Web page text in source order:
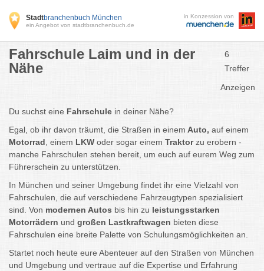
Stadtbranchenbuch München
ein Angebot von stadtbranchenbuch.de
in Konzession von
Fahrschule Laim und in der
Nähe
6
Treffer
Anzeigen
Du suchst eine Fahrschule in deiner Nähe?
Egal, ob ihr davon träumt, die Straßen in einem Auto, auf einem
Motorrad , einem LKW oder sogar einem Traktorzu erobern -
manche Fahrschulen stehen bereit, um euch auf eurem Weg zum
Führerschein zu unterstützen.
In München und seiner Umgebung findet ihr eine Vielzahl von
Fahrschulen, die auf verschiedene Fahrzeugtypen spezialisiert
sind. Von modernen Autos bis hin zu leistungsstarken
Motorrädern und großen Lastkraftwagen bieten diese
Fahrschulen eine breite Palette von Schulungsmöglichkeiten an.
Startet noch heute eure Abenteuer auf den Straßen von München
und Umgebung und vertraue auf die Expertise und Erfahrung